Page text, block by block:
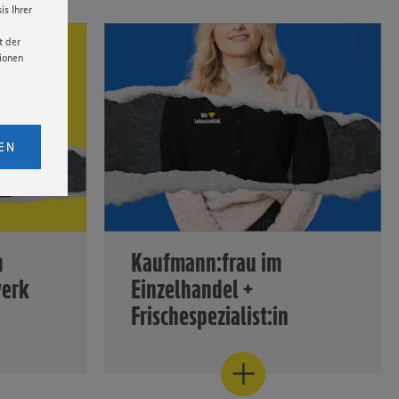
Ihrer
der
Cookie
Ihre
Kaufmann:frau im
Einzelhandel +
Frischespezialist:in
Als Frischespezialist sind Ihre
Auszubildenden echte Multitalente